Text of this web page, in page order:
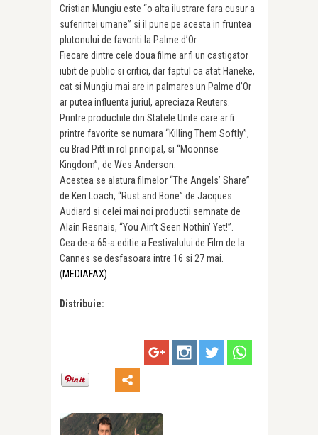
Cristian Mungiu este “o alta ilustrare fara cusur a
suferintei umane” si il pune pe acesta in fruntea
plutonului de favoriti la Palme d’Or.
Fiecare dintre cele doua filme ar fi un castigator
iubit de public si critici, dar faptul ca atat Haneke,
cat si Mungiu mai are in palmares un Palme d’Or
ar putea influenta juriul, apreciaza Reuters.
Printre productiile din Statele Unite care ar fi
printre favorite se numara “Killing Them Softly”,
cu Brad Pitt in rol principal, si “Moonrise
Kingdom”, de Wes Anderson.
Acestea se alatura filmelor “The Angels’ Share”
de Ken Loach, “Rust and Bone” de Jacques
Audiard si celei mai noi productii semnate de
Alain Resnais, “You Ain’t Seen Nothin’ Yet!”.
Cea de-a 65-a editie a Festivalului de Film de la
Cannes se desfasoara intre 16 si 27 mai.
(MEDIAFAX)
Distribuie: